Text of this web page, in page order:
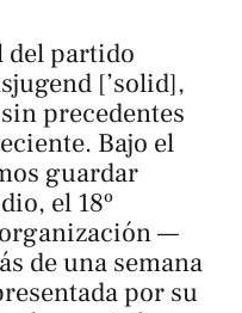
del partido
[’solid],
precedentes
Bajo el
guardar
, el 18º
organización —
de una semana
por su